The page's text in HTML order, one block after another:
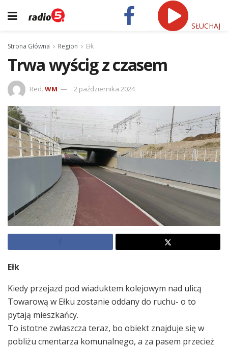
SŁUCHAJ
Strona Główna Region Ełk
Trwa wyścig z czasem
Red. WM 2 października 2024
Ełk
Kiedy przejazd pod wiaduktem kolejowym nad ulicą
Towarową w Ełku zostanie oddany do ruchu- o to
pytają mieszkańcy.
To istotne zwłaszcza teraz, bo obiekt znajduje się w
pobliżu cmentarza komunalnego, a za pasem przecież